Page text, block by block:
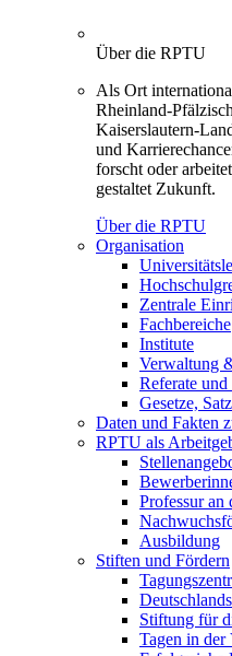
Über die RPTU
Als Ort
Rheinland-
Kaiserslautern-
und
forscht oder
gestaltet Zukunft.
Über die RPTU
Organisation
Zentrale
Fachbereiche
Institute
Verwaltung
Referate und
Gesetze,
Daten und Fakten
RPTU als
Professur an
Ausbildung
Stiften und Fördern
Stiftung für
Tagen in